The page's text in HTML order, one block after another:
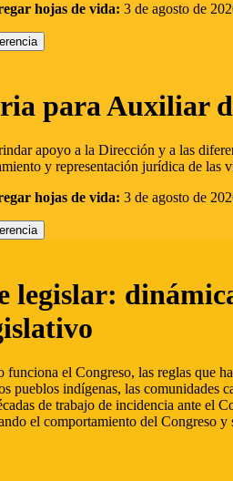
hojas de vida: 3 de agosto de
para Auxiliar
apoyo a la Dirección y a las
y representación jurídica de
hojas de vida: 3 de agosto de
legislar:
funciona el Congreso, las reglas que
pueblos indígenas, las comunidades
de trabajo de incidencia ante el
el comportamiento del Congreso y